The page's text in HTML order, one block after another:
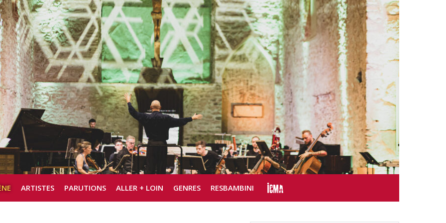
ARTISTES PARUTIONS ALLER + LOIN GENRES RESBAMBINI